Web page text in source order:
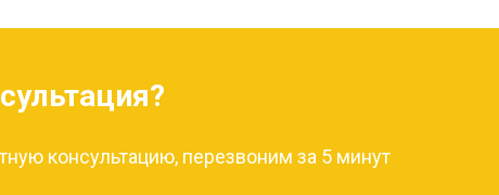
консультацию, перезвоним за 5 минут